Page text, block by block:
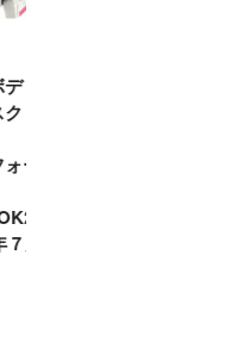
ィの
リー
『ト
ーマ
月31